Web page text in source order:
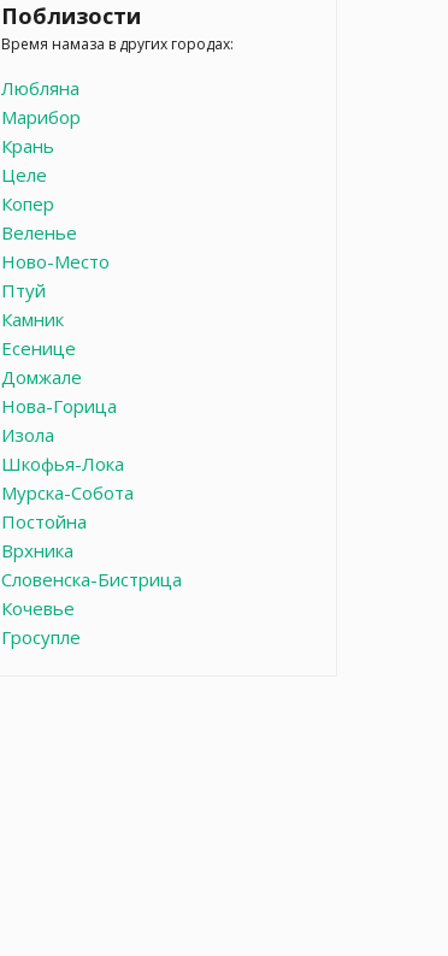
Поблизости
Время намаза в других городах:
Любляна
Марибор
Крань
Целе
Копер
Веленье
Ново-Место
Птуй
Камник
Есенице
Домжале
Нова-Горица
Изола
Шкофья-Лока
Мурска-Собота
Постойна
Врхника
Словенска-Бистрица
Кочевье
Гросупле